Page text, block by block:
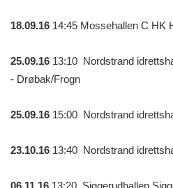
18.09.16 14:45 Mossehallen C HK
25.09.16 13:10 Nordstrand
- Drøbak/Frogn
25.09.16 15:00 Nordstrand
23.10.16 13:40 Nordstrand
06.11.16 13:20 Siggerudhallen